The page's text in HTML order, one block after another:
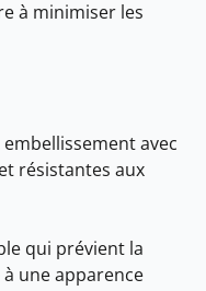
à minimiser les
avec
résistantes aux
qui prévient la
une apparence